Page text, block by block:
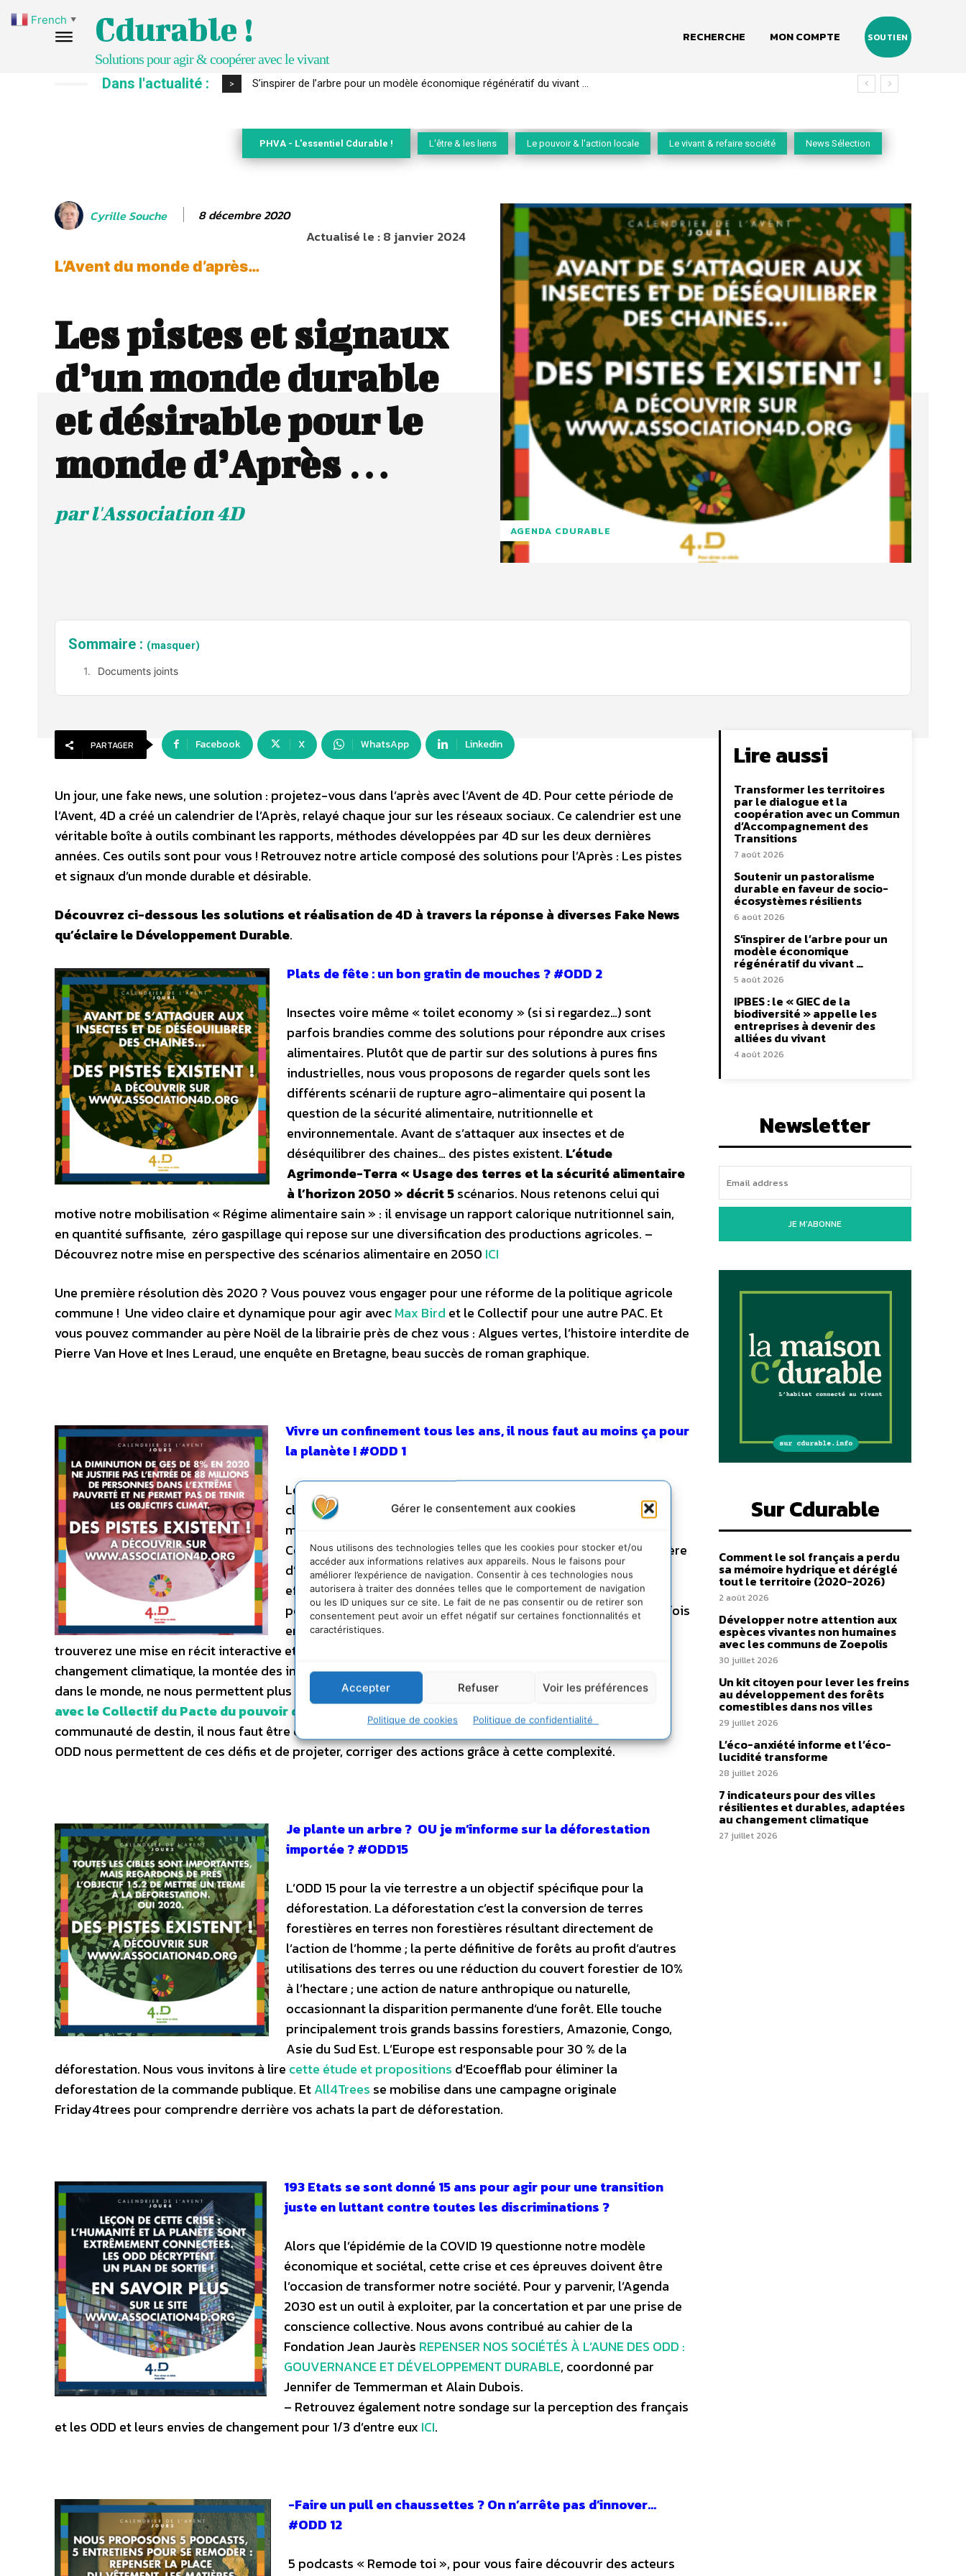
Gérer le consentement aux cookies
Nous utilisons des technologies telles que les cookies pour stocker et/ou
accéder aux informations relatives aux appareils. Nous le faisons pour
améliorer l’expérience de navigation. Consentir à ces technologies nous
autorisera à traiter des données telles que le comportement de navigation
ou les ID uniques sur ce site. Le fait de ne pas consentir ou de retirer son
consentement peut avoir un effet négatif sur certaines fonctionnalités et
caractéristiques.
Accepter Refuser Voir les préférences
Politique de cookies Politique de confidentialité
Cdurable !
Solutions pour agir & coopérer avec le vivant
RECHERCHE MON COMPTE SOUTIEN
Dans l'actualité : > S’inspirer de l’arbre pour un modèle économique régénératif du vivant …
PHVA - L'essentiel Cdurable ! L'être & les liens Le pouvoir & l'action locale Le vivant & refaire société News Sélection
Cyrille Souche 8 décembre 2020
Actualisé le :8 janvier 2024
L’Avent du monde d’après…
Les pistes et signaux
d’un monde durable
et désirable pour le
monde d’Après …
par l'Association 4D
AGENDA CDURABLE
Sommaire : (masquer)
Documents joints
PARTAGER Facebook X WhatsApp Linkedin
Un jour, une fake news, une solution : projetez-vous dans l’après avec l’Avent de 4D. Pour cette période de
l’Avent, 4D a créé un calendrier de l’Après, relayé chaque jour sur les réseaux sociaux. Ce calendrier est une
véritable boîte à outils combinant les rapports, méthodes développées par 4D sur les deux dernières
années. Ces outils sont pour vous ! Retrouvez notre article composé des solutions pour l’Après : Les pistes
et signaux d’un monde durable et désirable.
Découvrez ci-dessous les solutions et réalisation de 4D à travers la réponse à diverses Fake News
qu’éclaire le Développement Durable.
Plats de fête : un bon gratin de mouches ? #ODD 2
Insectes voire même « toilet economy » (si si regardez…) sont
parfois brandies comme des solutions pour répondre aux crises
alimentaires. Plutôt que de partir sur des solutions à pures fins
industrielles, nous vous proposons de regarder quels sont les
différents scénarii de rupture agro-alimentaire qui posentla
question de la sécurité alimentaire, nutritionnelle et
environnementale. Avant de s’attaquer aux insectes et de
déséquilibrer des chaines… des pistes existent. L’étude
Agrimonde-Terra « Usage des terres et la sécurité alimentaire
à l’horizon 2050 » décrit 5scénarios. Nous retenons celui qui
motive notre mobilisation « Régime alimentaire sain » : il envisage un rapport calorique nutritionnel sain,
en quantité suffisante, zéro gaspillage qui repose sur une diversification des productions agricoles. –
Découvrez notre mise en perspective des scénarios alimentaire en 2050 ICI
Une première résolution dès 2020 ? Vous pouvez vous engager pour une réforme de la politique agricole
commune ! Une video claire et dynamique pour agir avecMax Bird et le Collectif pour une autre PAC. Et
vous pouvez commander au père Noël de la librairie près de chez vous : Algues vertes, l’histoire interdite de
Pierre Van Hove etInes Leraud, une enquête en Bretagne, beau succès de roman graphique.
Vivre un confinement tous les ans, il nous faut au moins ça pour
la planète ! #ODD 1
Les émissions mondiales de CO2 responsables du dérèglement
climatique pourraient diminuer jusqu’à 8 % en 2020, en raison des
mesures imposées à travers le monde pour ralentir l’épidémie de
Covid-19. Mais en l’absence d’un changement systémique en matière
d’énergie et d’alimentation, ces économies d’émissions de gaz à
effet de serre pourraient être insignifiantes. A mettre en
perspective, une hausse de l’extrème pauvreté, pour la première fois
en 10 ans : labanque mondiale a réalisé un atlas des ODD
trouverez une mise en récit interactive et des représentations graphiques innovantes.
changement climatique, la montée des inégalités et l’augmentation des mobilités en France, en Europe et
dans le monde, ne nous permettent plus de perpétuer un modèle aujourd’hui épuisé,nos propositions
avec le Collectif du Pacte du pouvoir de vivre
Pour conclure, si nous voulons construire une
communauté de destin, il nous faut être capable d’appréhender les défis dans une pensée complexe : les
ODD nous permettent de ces défis et de projeter, corriger des actions grâce à cette complexité.
Je plante un arbre ? OU je m’informe sur la déforestation
importée ? #ODD15
L’ODD 15 pour la vie terrestre a un objectif spécifique pour la
déforestation. La déforestation c’est la conversion de terres
forestières en terres non forestières résultant directement de
l’action de l’homme ; la perte définitive de forêts au profit d’autres
utilisations des terres ou une réduction du couvert forestier de 10%
à l’hectare ; une action de nature anthropique ou naturelle,
occasionnant la disparition permanente d’une forêt. Elle touche
principalement trois grands bassins forestiers, Amazonie, Congo,
Asie du Sud Est. L’Europe est responsable pour 30 % de la
déforestation. Nous vous invitons à lire cette étude et propositions d’Ecoefflab pour éliminer la
deforestation de la commande publique. EtAll4Trees se mobilise dans une campagne originale
Friday4trees pour comprendre derrière vos achats la part de déforestation.
193 Etats se sont donné 15 ans pour agir pour une transition
juste en luttant contre toutes les discriminations ?
Alors que l’épidémie de la COVID 19 questionne notre modèle
économique et sociétal, cette crise et ces épreuves doivent être
l’occasion de transformer notre société. Pour y parvenir, l’Agenda
2030 est un outil à exploiter, par la concertation et par une prise de
conscience collective. Nous avons contribué au cahier de la
Fondation Jean Jaurès REPENSER NOS SOCIÉTÉS À L’AUNE DES ODD :
GOUVERNANCE ET DÉVELOPPEMENT DURABLE, coordonné par
Jennifer de Temmerman et Alain Dubois.
– Retrouvez également notre sondage sur la perception des français
et les ODD et leurs envies de changement pour 1/3 d’entre eux ICI.
-Faire un pull en chaussettes ? On n’arrête pas d’innover…
#ODD 12
5 podcasts « Remode toi », pour vous faire découvrir des acteurs
Lire aussi
Transformer les territoires
par le dialogue et la
coopération avec un Commun
d’Accompagnement des
Transitions
7 août 2026
Soutenir un pastoralisme
durable en faveur de socio-
écosystèmes résilients
6 août 2026
S’inspirer de l’arbre pour un
modèle économique
régénératif du vivant …
5 août 2026
IPBES : le « GIEC de la
biodiversité » appelle les
entreprises à devenir des
alliées du vivant
4 août 2026
Newsletter
JE M'ABONNE
Sur Cdurable
Comment le sol français a perdu
sa mémoire hydrique et déréglé
tout le territoire (2020-2026)
2 août 2026
Développer notre attention aux
espèces vivantes non humaines
avec les communs de Zoepolis
30 juillet 2026
Un kit citoyen pour lever les freins
au développement des forêts
comestibles dans nos villes
29 juillet 2026
L’éco-anxiété informe et l’éco-
lucidité transforme
28 juillet 2026
7 indicateurs pour des villes
résilientes et durables, adaptées
au changement climatique
27 juillet 2026
French ▼